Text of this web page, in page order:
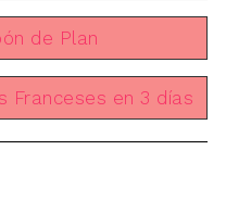
de Plan
Franceses en 3 días